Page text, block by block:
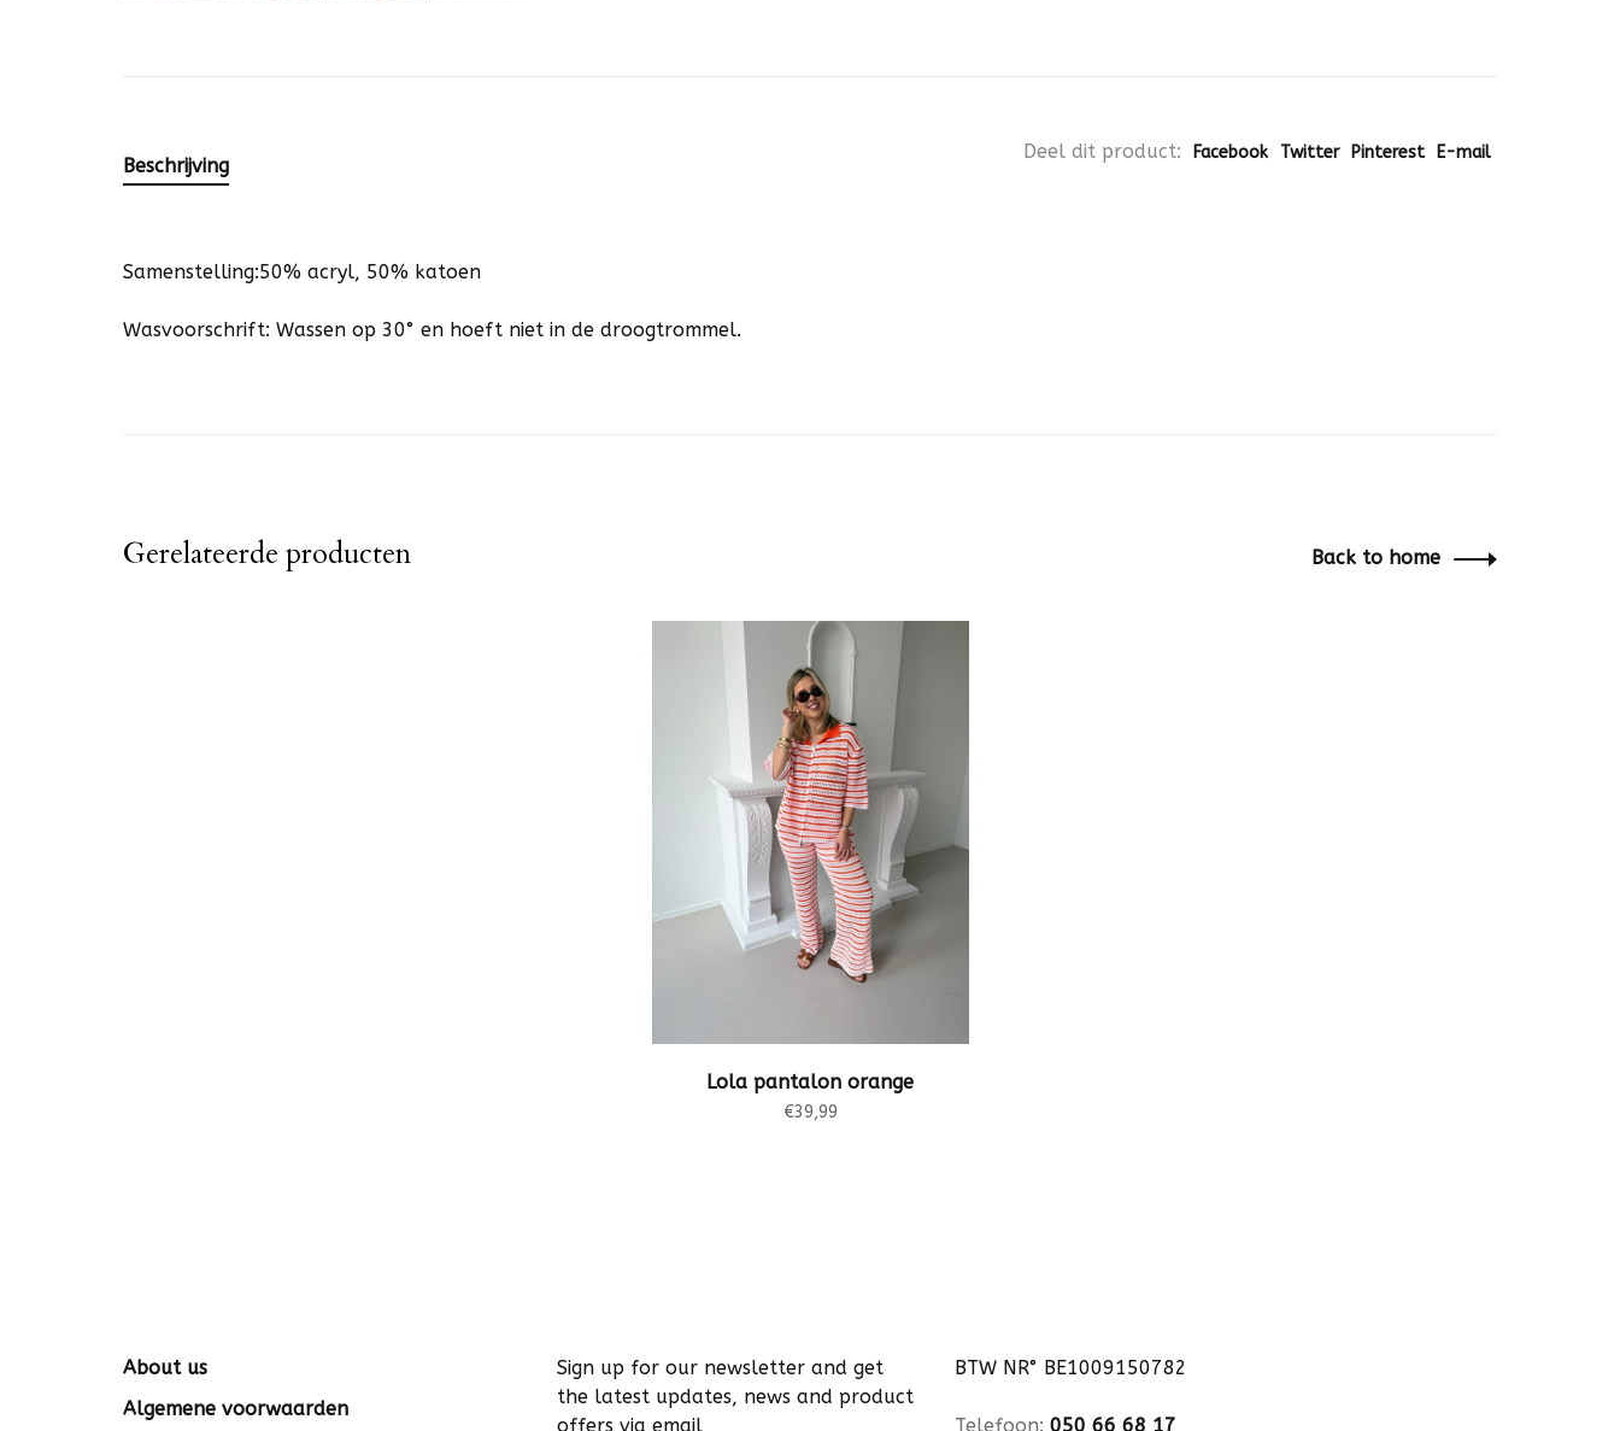
Deel dit product: Facebook Twitter Pinterest E-mail
Beschrijving
Samenstelling:50% acryl, 50% katoen
Wasvoorschrift: Wassen op 30° en hoeft niet in de droogtrommel.
Gerelateerde producten Back to home
Lola pantalon orange
€39,99
About us
Algemene voorwaarden
Sign up for our newsletter and get
the latest updates, news and product
offers via email
BTW NR° BE1009150782
Telefoon: 050 66 68 17